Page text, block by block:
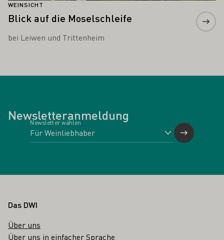
WEINSICHT
Blick auf die Moselschleife
bei Leiwen und Trittenheim
Newsletteranmeldung
Newsletter wählen
Fußbereich
Das DWI
Über uns
Über uns in einfacher Sprache